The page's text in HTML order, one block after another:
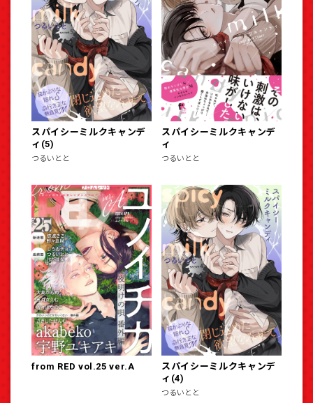
スパイシーミルクキャンデ
ィ(5)
つるいとと
スパイシーミルクキャンデ
ィ
つるいとと
from RED vol.25 ver.A
スパイシーミルクキャンデ
ィ(4)
つるいとと